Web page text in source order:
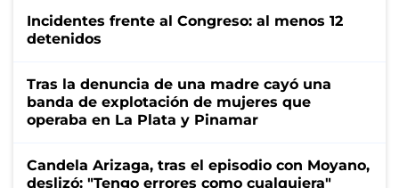
Incidentes frente al Congreso: al menos 12
detenidos
Tras la denuncia de una madre cayó una
banda de explotación de mujeres que
operaba en La Plata y Pinamar
Candela Arizaga, tras el episodio con Moyano,
deslizó: "Tengo errores como cualquiera"